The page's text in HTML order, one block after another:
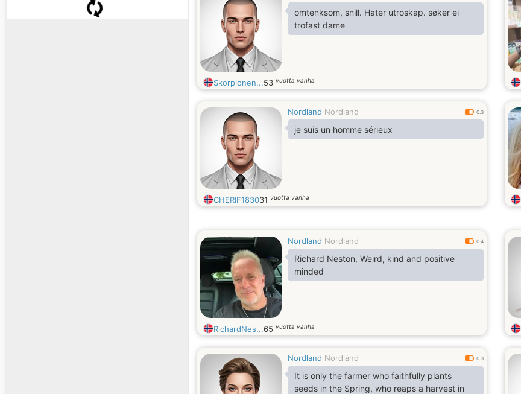
omtenksom, snill. Hater utroskap. søker ei
trofast dame
Skorpionen...53 vuotta vanha
Nordland Nordland 0.3
je suis un homme sérieux
CHERIF183031 vuotta vanha
Nordland Nordland 0.4
Richard Neston, Weird, kind and positive
minded
RichardNes...65 vuotta vanha
Nordland Nordland 0.3
It is only the farmer who faithfully plants
seeds in the Spring, who reaps a harvest in